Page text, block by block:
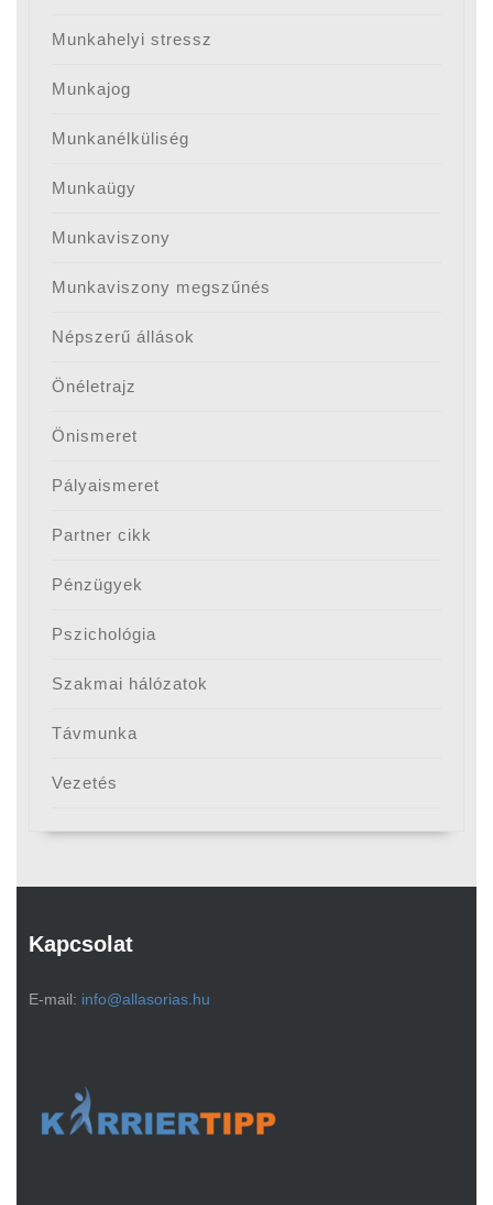
Munkahelyi stressz
Munkajog
Munkanélküliség
Munkaügy
Munkaviszony
Munkaviszony megszűnés
Népszerű állások
Önéletrajz
Önismeret
Pályaismeret
Partner cikk
Pénzügyek
Pszichológia
Szakmai hálózatok
Távmunka
Vezetés
Kapcsolat
E-mail: info@allasorias.hu